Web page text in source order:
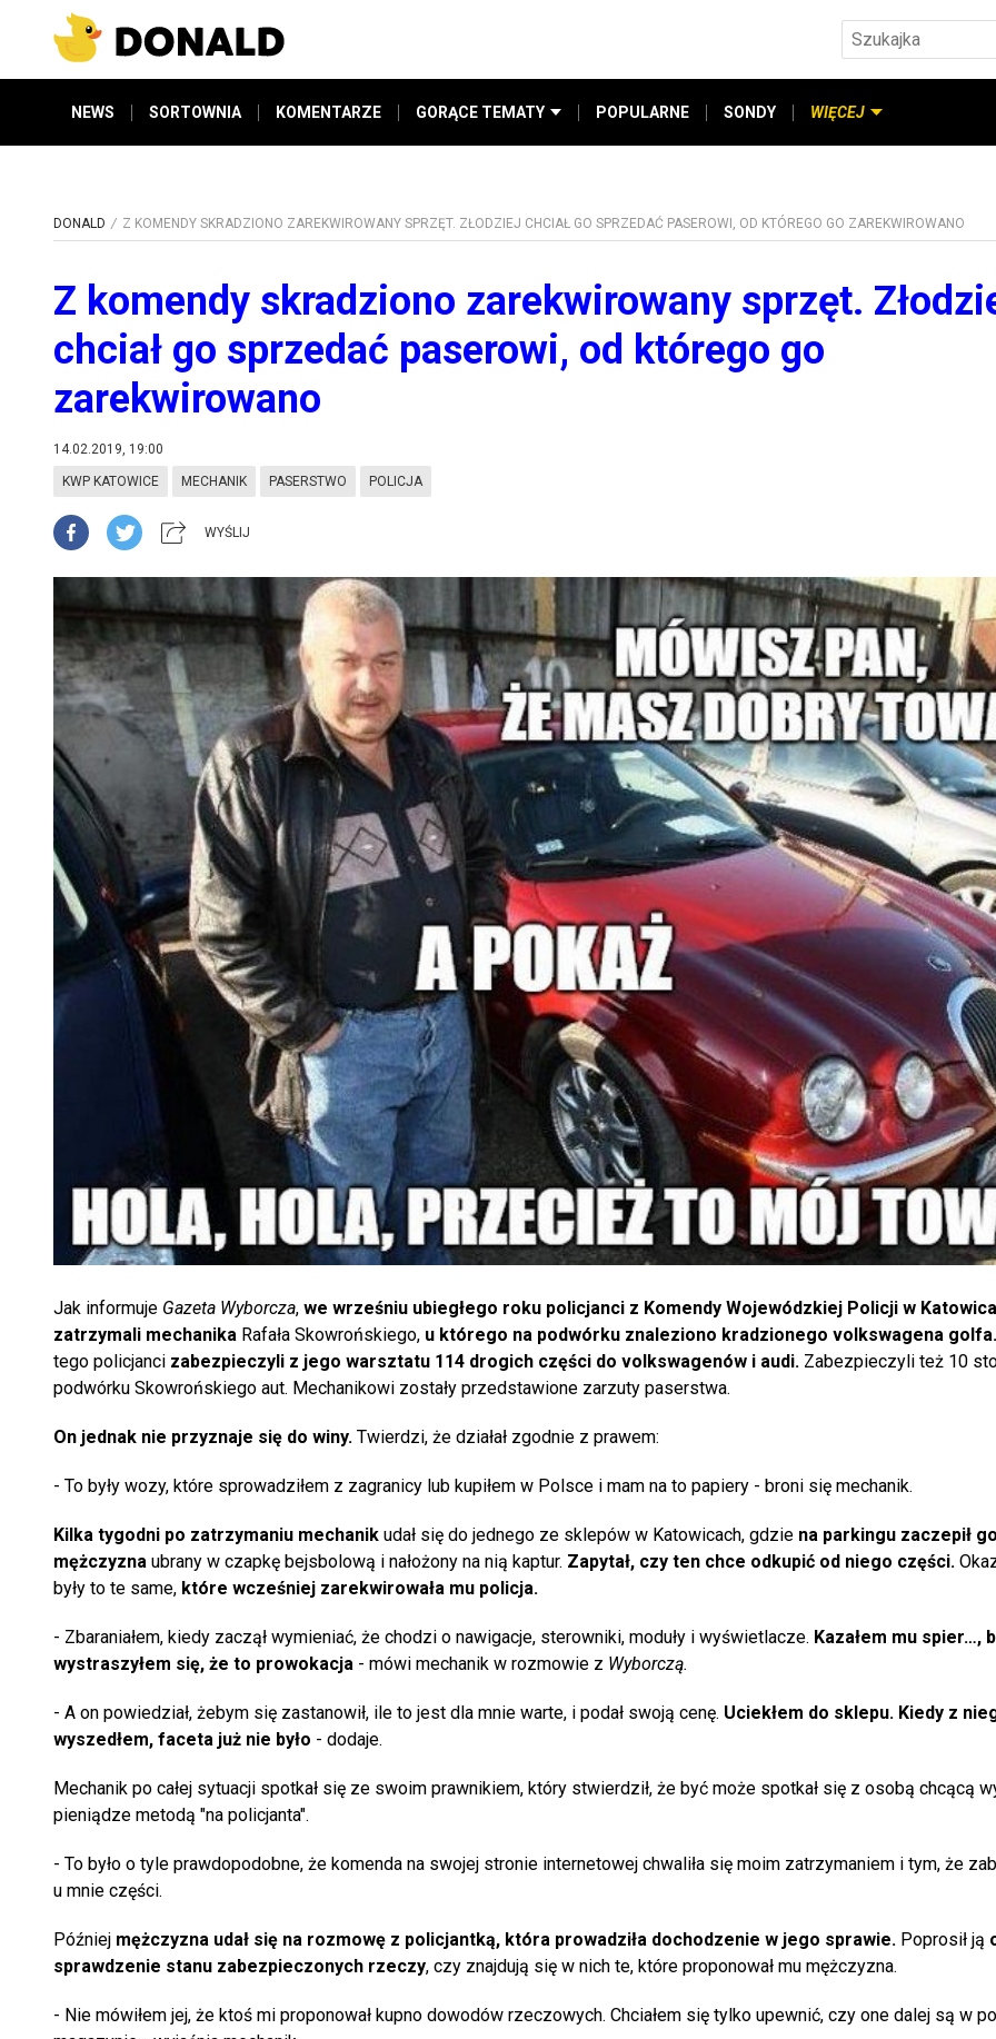
NEWS SORTOWNIA KOMENTARZE GORĄCE TEMATY POPULARNE SONDY WIĘCEJ
DONALD Z KOMENDY SKRADZIONO ZAREKWIROWANY SPRZĘT. ZŁODZIEJ CHCIAŁ GO SPRZEDAĆ PASEROWI, OD KTÓREGO GO ZAREKWIROWANO
Z komendy skradziono zarekwirowany sprzęt.
chciał go sprzedać paserowi, od którego go
zarekwirowano
14.02.2019, 19:00
KWP KATOWICE MECHANIK PASERSTWO POLICJA
WYŚLIJ
Jak informuje Gazeta Wyborcza, we wrześniu ubiegłego roku policjanci z Komendy Wojewódzkiej Policji w
zatrzymali mechanika Rafała Skowrońskiego, u którego na podwórku znaleziono kradzionego volkswagena golfa.
tego policjanci zabezpieczyli z jego warsztatu 114 drogich części do volkswagenów i audi. Zabezpieczyli też 10
podwórku Skowrońskiego aut. Mechanikowi zostały przedstawione zarzuty paserstwa.
On jednak nie przyznaje się do winy. Twierdzi, że działał zgodnie z prawem:
- To były wozy, które sprowadziłem z zagranicy lub kupiłem w Polsce i mam na to papiery - broni się mechanik.
Kilka tygodni po zatrzymaniu mechanik udał się do jednego ze sklepów w Katowicach, gdzie na parkingu zaczepił go
mężczyzna ubrany w czapkę bejsbolową i nałożony na nią kaptur. Zapytał, czy ten chce odkupić od niego części.
były to te same, które wcześniej zarekwirowała mu policja.
- Zbaraniałem, kiedy zaczął wymieniać, że chodzi o nawigacje, sterowniki, moduły i wyświetlacze. Kazałem mu spier…,
wystraszyłem się, że to prowokacja - mówi mechanik w rozmowie z Wyborczą.
- A on powiedział, żebym się zastanowił, ile to jest dla mnie warte, i podał swoją cenę. Uciekłem do sklepu. Kiedy z
wyszedłem, faceta już nie było - dodaje.
Mechanik po całej sytuacji spotkał się ze swoim prawnikiem, który stwierdził, że być może spotkał się z osobą chcącą
pieniądze metodą "na policjanta".
- To było o tyle prawdopodobne, że komenda na swojej stronie internetowej chwaliła się moim zatrzymaniem i tym, że
u mnie części.
Później mężczyzna udał się na rozmowę z policjantką, która prowadziła dochodzenie w jego sprawie. Poprosił ją
sprawdzenie stanu zabezpieczonych rzeczy, czy znajdują się w nich te, które proponował mu mężczyzna.
- Nie mówiłem jej, że ktoś mi proponował kupno dowodów rzeczowych. Chciałem się tylko upewnić, czy one dalej są w